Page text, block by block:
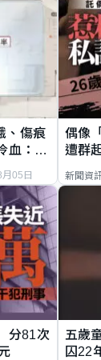
、傷痕
血：同
05日
偶像
遭群
新聞資
分81次
五歲
囚22